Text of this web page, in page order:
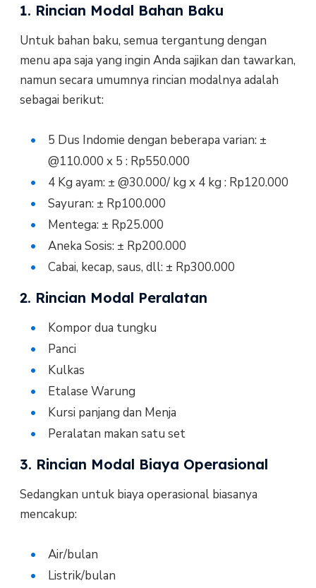
1. Rincian Modal Bahan Baku
Untuk bahan baku, semua tergantung dengan
menu apa saja yang ingin Anda sajikan dan tawarkan,
namun secara umumnya rincian modalnya adalah
sebagai berikut:
5 Dus Indomie dengan beberapa varian: ±
@110.000 x 5 : Rp550.000
4 Kg ayam: ± @30.000/ kg x 4 kg : Rp120.000
Sayuran: ± Rp100.000
Mentega: ± Rp25.000
Aneka Sosis: ± Rp200.000
Cabai, kecap, saus, dll: ± Rp300.000
2. Rincian Modal Peralatan
Kompor dua tungku
Panci
Kulkas
Etalase Warung
Kursi panjang dan Menja
Peralatan makan satu set
3. Rincian Modal Biaya Operasional
Sedangkan untuk biaya operasional biasanya
mencakup:
Air/bulan
Listrik/bulan